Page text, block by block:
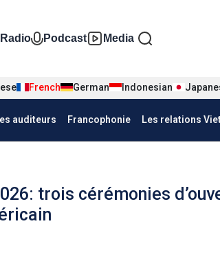
phương tiện tiếng
Radio Podcast Media
French German Indonesian
auditeurs Francophonie Les relations
trois cérémonies